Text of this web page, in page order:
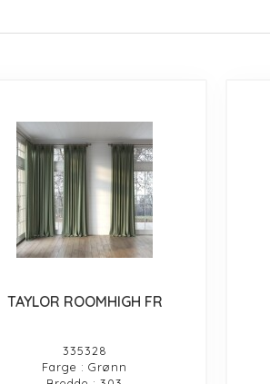
TAYLOR ROOMHIGH FR
335328
Farge : Grønn